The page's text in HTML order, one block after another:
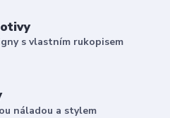
s vlastním rukopisem
náladou a stylem